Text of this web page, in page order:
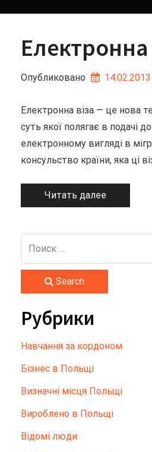
Електронна
Опубликовано 14.02.2013
Електронна віза — це нова
суть якої полягає в подачі
електронному вигляді в
консульство країни, яка ці
Читать далее
Search
Рубрики
Hавчання за кордоном
Бізнес в Польщі
Визначні місця Польщі
Вироблено в Польщі
Відомі люди